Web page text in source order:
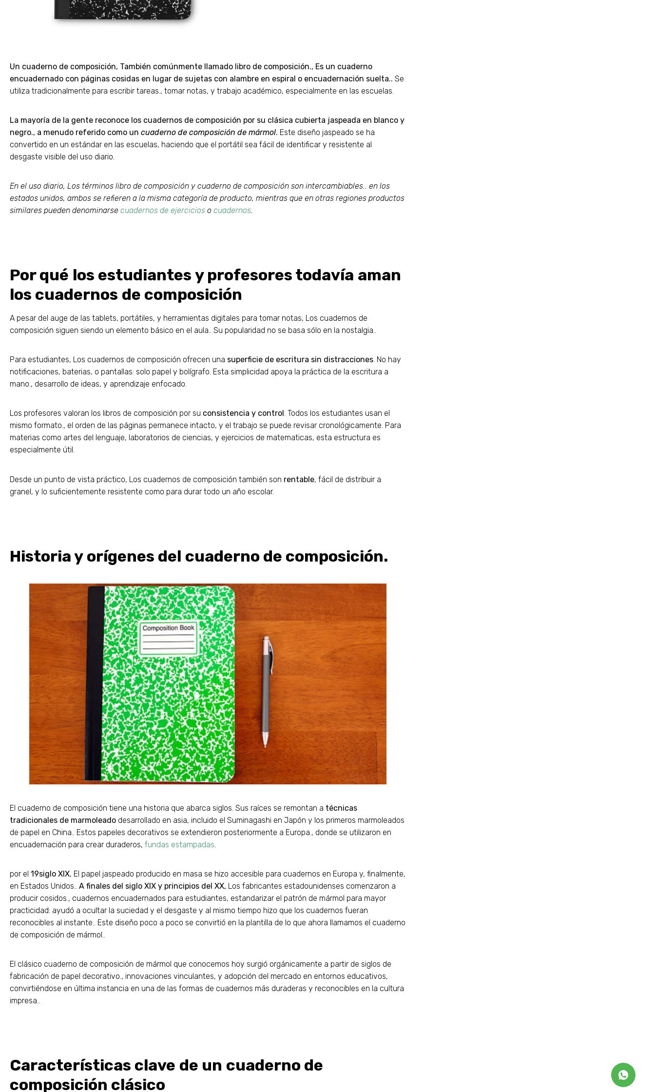
Un cuaderno de composición, También comúnmente llamado libro de composición., Es un cuaderno
encuadernado con páginas cosidas en lugar de sujetas con alambre en espiral o encuadernación suelta.. Se
utiliza tradicionalmente para escribir tareas., tomar notas, y trabajo académico, especialmente en las escuelas.
La mayoría de la gente reconoce los cuadernos de composición por su clásica cubierta jaspeada en blanco y
negro., a menudo referido como un cuaderno de composición de mármol. Este diseño jaspeado se ha
convertido en un estándar en las escuelas, haciendo que el portátil sea fácil de identificar y resistente al
desgaste visible del uso diario.
En el uso diario, Los términos libro de composición y cuaderno de composición son intercambiables.. en los
estados unidos, ambos se refieren a la misma categoría de producto, mientras que en otras regiones productos
similares pueden denominarse cuadernos de ejercicios o cuadernos.
Por qué los estudiantes y profesores todavía aman
los cuadernos de composición
A pesar del auge de las tablets, portátiles, y herramientas digitales para tomar notas, Los cuadernos de
composición siguen siendo un elemento básico en el aula.. Su popularidad no se basa sólo en la nostalgia..
Para estudiantes, Los cuadernos de composición ofrecen una superficie de escritura sin distracciones. No hay
notificaciones, baterias, o pantallas: solo papel y bolígrafo. Esta simplicidad apoya la práctica de la escritura a
mano., desarrollo de ideas, y aprendizaje enfocado.
Los profesores valoran los libros de composición por su consistencia y control . Todos los estudiantes usan el
mismo formato., el orden de las páginas permanece intacto, y el trabajo se puede revisar cronológicamente. Para
materias como artes del lenguaje, laboratorios de ciencias, y ejercicios de matematicas, esta estructura es
especialmente útil.
Desde un punto de vista práctico, Los cuadernos de composición también son rentable, fácil de distribuir a
granel, y lo suficientemente resistente como para durar todo un año escolar.
Historia y orígenes del cuaderno de composición.
El cuaderno de composición tiene una historia que abarca siglos. Sus raíces se remontan a técnicas
tradicionales de marmoleado desarrollado en asia, incluido el Suminagashi en Japón y los primeros marmoleados
de papel en China.. Estos papeles decorativos se extendieron posteriormente a Europa., donde se utilizaron en
encuadernación para crear duraderos, fundas estampadas
por el 19siglo XIX, El papel jaspeado producido en masa se hizo accesible para cuadernos en Europa y, finalmente,
en Estados Unidos.. A finales del siglo XIX y principios del XX, Los fabricantes estadounidenses comenzaron a
producir cosidos., cuadernos encuadernados para estudiantes, estandarizar el patrón de mármol para mayor
practicidad: ayudó a ocultar la suciedad y el desgaste y al mismo tiempo hizo que los cuadernos fueran
reconocibles al instante.. Este diseño poco a poco se convirtió en la plantilla de lo que ahora llamamos el cuaderno
de composición de mármol..
El clásico cuaderno de composición de mármol que conocemos hoy surgió orgánicamente a partir de siglos de
fabricación de papel decorativo., innovaciones vinculantes, y adopción del mercado en entornos educativos,
convirtiéndose en última instancia en una de las formas de cuadernos más duraderas y reconocibles en la cultura
impresa..
Características clave de un cuaderno de
composición clásico